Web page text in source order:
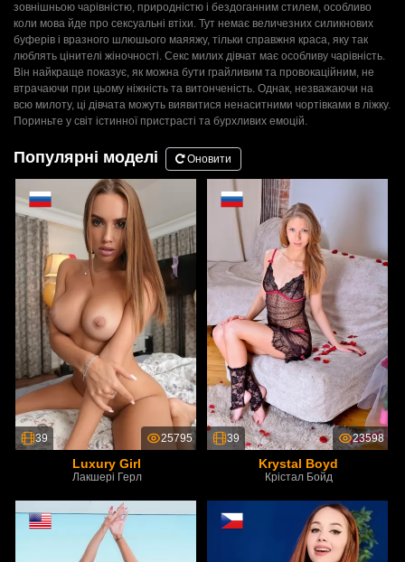
зовнішньою чарівністю, природністю і бездоганним стилем, особливо
коли мова йде про сексуальні втіхи. Тут немає величезних силикнових
буферів і вразного шлюшього маяяжу, тільки справжня краса, яку так
люблять цінителі жіночності. Секс милих дівчат має особливу чарівність.
Він найкраще показує, як можна бути грайливим та провокаційним, не
втрачаючи при цьому ніжність та витонченість. Однак, незважаючи на
всю милоту, ці дівчата можуть виявитися ненаситними чортівками в ліжку.
Пориньте у світ істинної пристрасті та бурхливих емоцій.
Популярні моделі Оновити
39 25795
Luxury Girl
Лакшері Герл
39 23598
Krystal Boyd
Крістал Бойд